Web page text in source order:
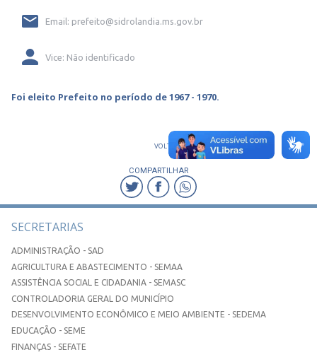
Email: prefeito@sidrolandia.ms.gov.br
Vice: Não identificado
Foi eleito Prefeito no período de 1967 - 1970.
VOLTAR
COMPARTILHAR
SECRETARIAS
ADMINISTRAÇÃO - SAD
AGRICULTURA E ABASTECIMENTO - SEMAA
ASSISTÊNCIA SOCIAL E CIDADANIA - SEMASC
CONTROLADORIA GERAL DO MUNICÍPIO
DESENVOLVIMENTO ECONÔMICO E MEIO AMBIENTE - SEDEMA
EDUCAÇÃO - SEME
FINANÇAS - SEFATE